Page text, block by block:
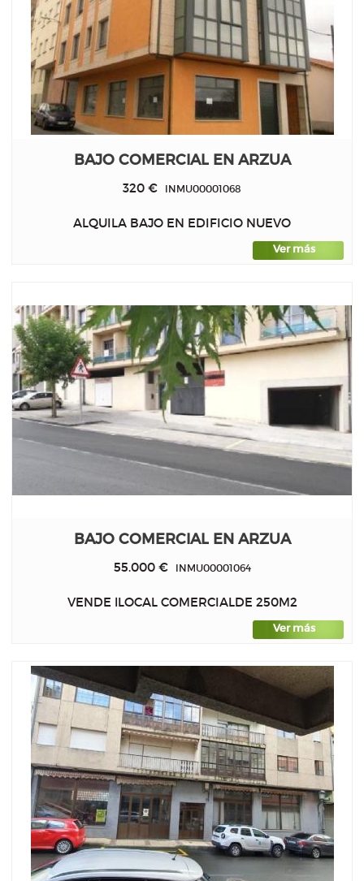
BAJO COMERCIAL EN ARZUA
320 € INMU00001068
ALQUILA BAJO EN EDIFICIO NUEVO
Ver más
BAJO COMERCIAL EN ARZUA
55.000 €INMU00001064
VENDE lLOCAL COMERCIALDE 250M2
Ver más